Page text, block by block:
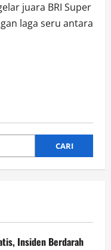
juara BRI Super
laga seru antara
CARI
Insiden Berdarah